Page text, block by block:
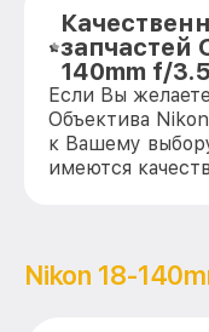
запчастей
140mm f/
Если Вы
Объектива
к Вашему
имеются
Nikon 18-